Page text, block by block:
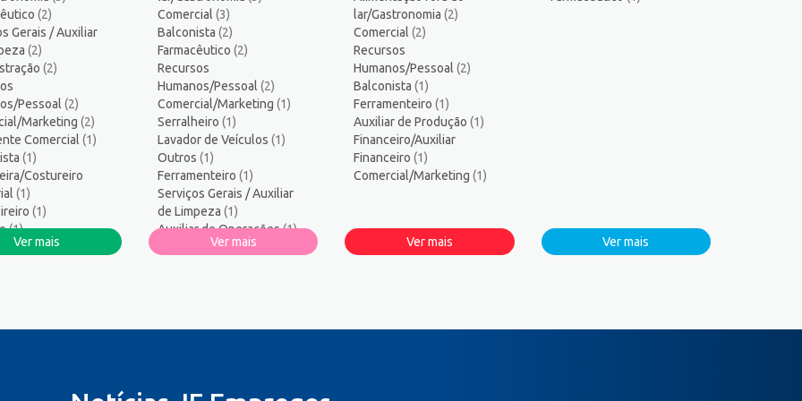
Professor
5
1
1
Humanos/Pessoal
3
do Trabalho
2
Diversos
1
Informática
1
Consultor de Vendas
4
(2)
Gerais / Auxiliar
(2)
(2)
Pessoal (2)
Marketing (2)
Comercial (1)
(1)
Costureiro
(1)
(1)
(1)
Automóveis
Ver mais
Comercial (3)
Balconista (2)
Farmacêutico (2)
Recursos
Humanos/Pessoal (2)
Comercial/Marketing (1)
Serralheiro (1)
Lavador de Veículos (1)
Outros (1)
Ferramenteiro (1)
Serviços Gerais / Auxiliar
de Limpeza (1)
Auxiliar de Operações(1)
Administração(1)
Ver mais
lar/Gastronomia(2)
Comercial(2)
Recursos
Humanos/Pessoal(2)
Balconista(1)
Ferramenteiro(1)
Auxiliar de Produção(1)
Financeiro/Auxiliar
Financeiro(1)
Comercial/Marketing(1)
Ver mais Ver mais